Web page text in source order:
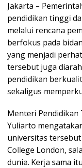
Jakarta –
pendidikan tinggi
melalui rencana
berfokus pada
yang menjadi
tersebut juga
pendidikan
sekaligus
Menteri Pendidikan
Yuliarto
universitas
College London,
dunia. Kerja sama